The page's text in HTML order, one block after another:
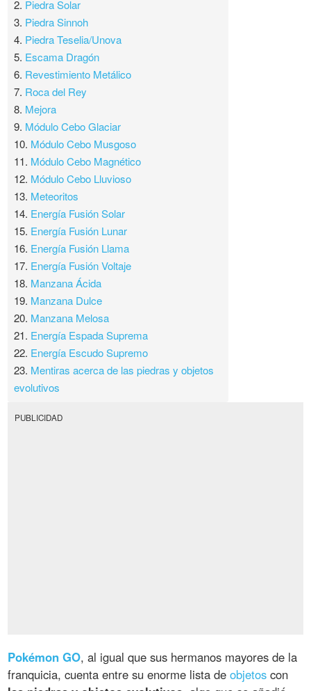
2. Piedra Solar
3. Piedra Sinnoh
4. Piedra Teselia/Unova
5. Escama Dragón
6. Revestimiento Metálico
7. Roca del Rey
8. Mejora
9. Módulo Cebo Glaciar
10. Módulo Cebo Musgoso
11. Módulo Cebo Magnético
12. Módulo Cebo Lluvioso
13. Meteoritos
14. Energía Fusión Solar
15. Energía Fusión Lunar
16. Energía Fusión Llama
17. Energía Fusión Voltaje
18. Manzana Ácida
19. Manzana Dulce
20. Manzana Melosa
21. Energía Espada Suprema
22. Energía Escudo Supremo
23. Mentiras acerca de las piedras y objetos
evolutivos
PUBLICIDAD
Pokémon GO, al igual que sus hermanos mayores de la
franquicia, cuenta entre su enorme lista deobjetos con